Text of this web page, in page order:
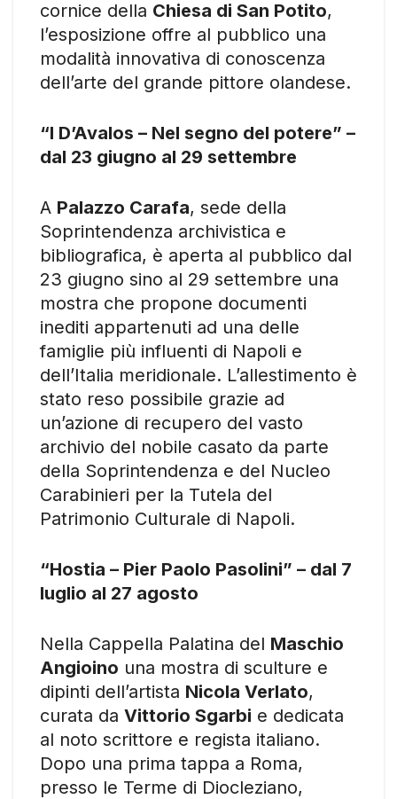
cornice della Chiesa di San Potito,
l’esposizione offre al pubblico una
modalità innovativa di conoscenza
dell’arte del grande pittore olandese.
“I D’Avalos – Nel segno del potere” –
dal 23 giugno al 29 settembre
A Palazzo Carafa, sede della
Soprintendenza archivistica e
bibliografica, è aperta al pubblico dal
23 giugno sino al 29 settembre una
mostra che propone documenti
inediti appartenuti ad una delle
famiglie più influenti di Napoli e
dell’Italia meridionale. L’allestimento è
stato reso possibile grazie ad
un’azione di recupero del vasto
archivio del nobile casato da parte
della Soprintendenza e del Nucleo
Carabinieri per la Tutela del
Patrimonio Culturale di Napoli.
“Hostia – Pier Paolo Pasolini” – dal 7
luglio al 27 agosto
Nella Cappella Palatina del Maschio
Angioino una mostra di sculture e
dipinti dell’artista Nicola Verlato,
curata da Vittorio Sgarbi e dedicata
al noto scrittore e regista italiano.
Dopo una prima tappa a Roma,
presso le Terme di Diocleziano,